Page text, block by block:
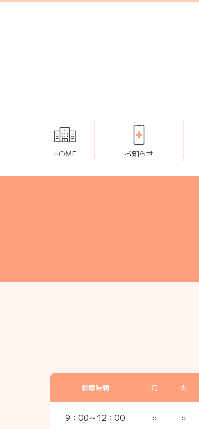
HOME お知らせ
診療時間 月 火
9：00～12：00 ○ ○